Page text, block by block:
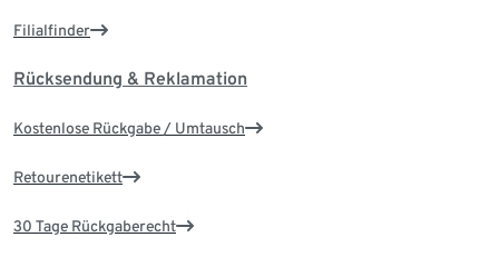
Filialfinder
Rücksendung & Reklamation
Kostenlose Rückgabe / Umtausch
Retourenetikett
30 Tage Rückgaberecht